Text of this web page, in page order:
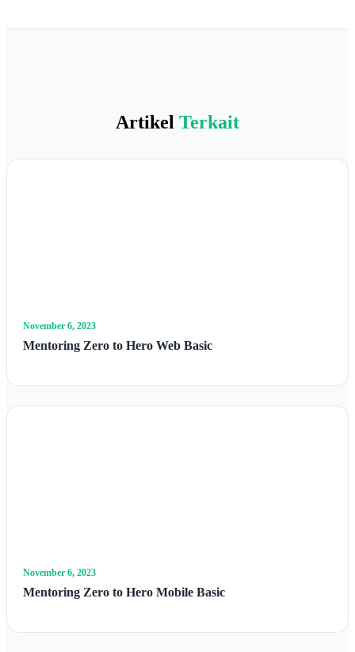
Artikel Terkait
November 6, 2023
Mentoring Zero to Hero Web Basic
November 6, 2023
Mentoring Zero to Hero Mobile Basic